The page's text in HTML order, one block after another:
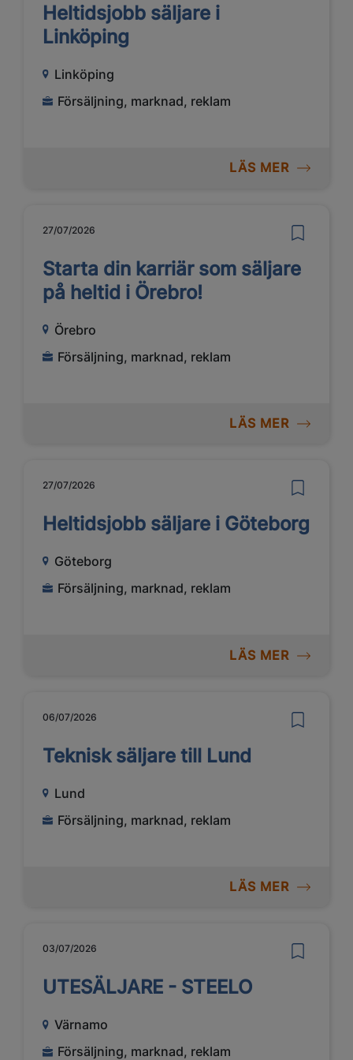
Heltidsjobb säljare i
Linköping
Linköping
Försäljning, marknad, reklam
LÄS MER
27/07/2026
Starta din karriär som säljare
på heltid i Örebro!
Örebro
Försäljning, marknad, reklam
LÄS MER
27/07/2026
Heltidsjobb säljare i Göteborg
Göteborg
Försäljning, marknad, reklam
LÄS MER
06/07/2026
Teknisk säljare till Lund
Lund
Försäljning, marknad, reklam
LÄS MER
03/07/2026
UTESÄLJARE - STEELO
Värnamo
Försäljning, marknad, reklam